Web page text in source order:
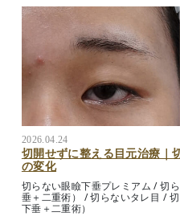
2026.04.24
切開せずに整える目元治療｜
の変化
切らない眼瞼下垂プレミアム /切
垂＋二重術）
/切らないタレ目 /
下垂＋二重術）